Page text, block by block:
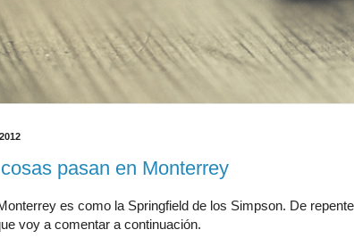
pasan en Monterrey
es como la Springfield de los Simpson. De
voy a comentar a continuación.